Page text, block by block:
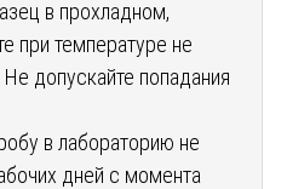
в прохладном,
при температуре не
допускайте попадания
в лабораторию не
дней с момента